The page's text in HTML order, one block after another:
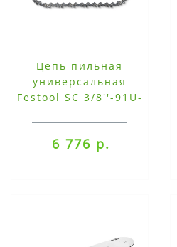
Цепь пильная
универсальная
Festool SC 3/8''-91U-
6 776 р.